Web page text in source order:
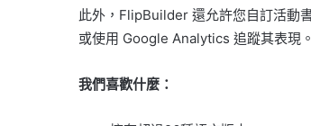
此外，FlipBuilder 還允許您自訂活動
或使用 Google Analytics 追蹤其表現。
我們喜歡什麼：